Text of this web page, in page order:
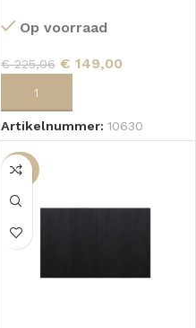
Op voorraad
€225,06 € 149,00
Artikelnummer: 10630
-34%